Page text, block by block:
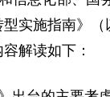
实施指南》
解读如下：